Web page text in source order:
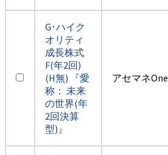
G･ハイク
オリティ
成長株式
F(年2回)
(H無) 『愛
称： 未来
の世界(年
2回決算
型)』
アセマネOne